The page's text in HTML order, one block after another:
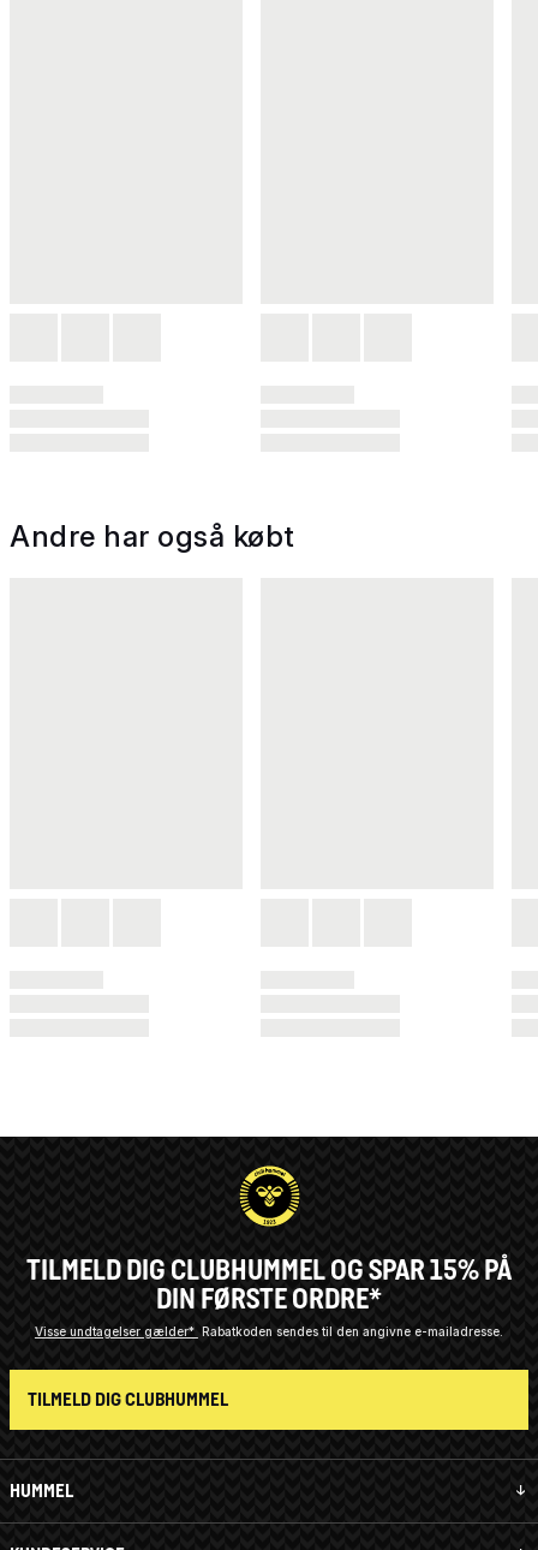
Andre har også købt
HUMMEL
TILMELD DIG CLUBHUMMEL OG SPAR 15% PÅ
DIN FØRSTE ORDRE*
Visse undtagelser gælder* Rabatkoden sendes til den angivne e-mailadresse.
TILMELD DIG CLUBHUMMEL